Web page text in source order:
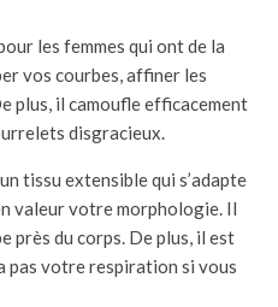
les femmes qui ont de la
vos courbes, affiner les
plus, il camoufle efficacement
disgracieux.
tissu extensible qui s’adapte
valeur votre morphologie. Il
près du corps. De plus, il est
pas votre respiration si vous